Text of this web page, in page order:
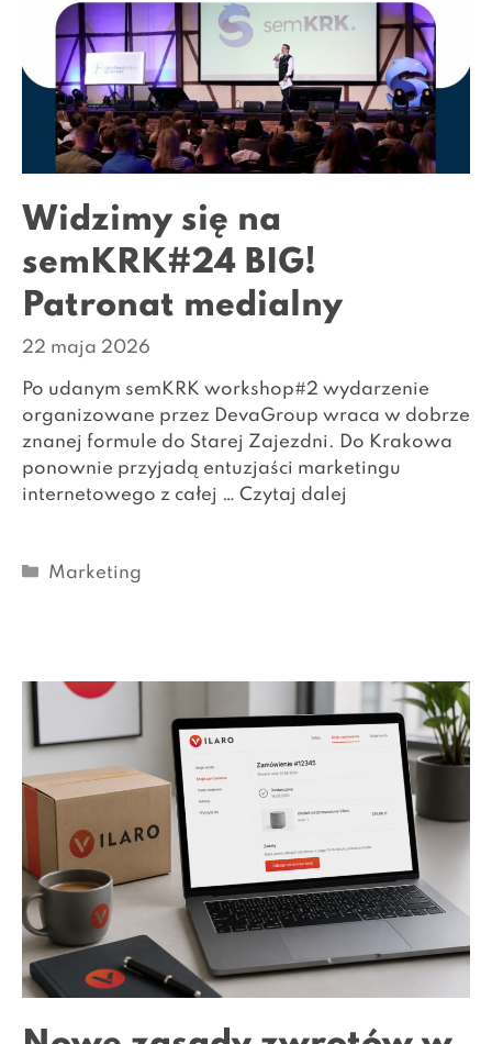
Widzimy się na
semKRK#24 BIG!
Patronat medialny
22 maja 2026
Po udanym semKRK workshop#2 wydarzenie
organizowane przez DevaGroup wraca w dobrze
znanej formule do Starej Zajezdni. Do Krakowa
ponownie przyjadą entuzjaści marketingu
internetowego z całej … Czytaj dalej
Kategorie
Marketing